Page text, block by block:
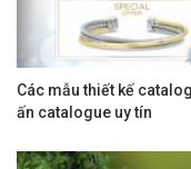
Các mẫu thiết kế
ấn catalogue uy tín